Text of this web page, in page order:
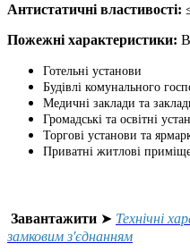
Антистатичні властивості:
Пожежні характеристики:
Готельні установи
Будівлі комунального
Медичні заклади та
Громадські та освітні
Торгові установи та
Приватні житлові
Завантажити ➤ Технічні
замковим з'єднанням